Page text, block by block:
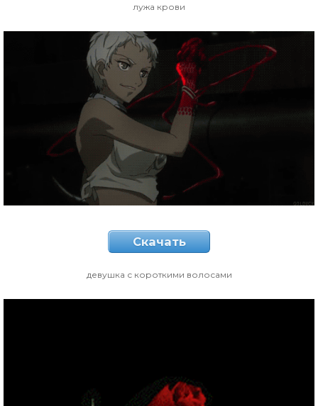
лужа крови
Скачать
девушка с короткими волосами